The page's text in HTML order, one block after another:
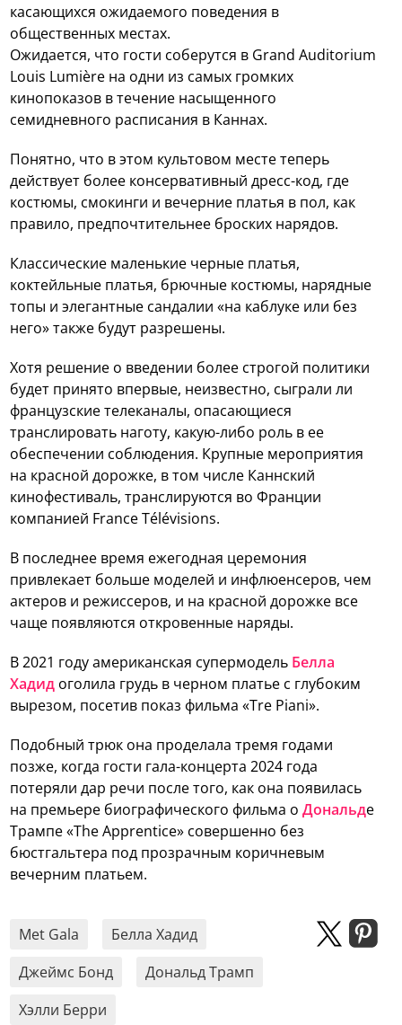
касающихся ожидаемого поведения в
общественных местах.
Ожидается, что гости соберутся в Grand Auditorium
Louis Lumière на одни из самых громких
кинопоказов в течение насыщенного
семидневного расписания в Каннах.
Понятно, что в этом культовом месте теперь
действует более консервативный дресс-код, где
костюмы, смокинги и вечерние платья в пол, как
правило, предпочтительнее броских нарядов.
Классические маленькие черные платья,
коктейльные платья, брючные костюмы, нарядные
топы и элегантные сандалии «на каблуке или без
него» также будут разрешены.
Хотя решение о введении более строгой политики
будет принято впервые, неизвестно, сыграли ли
французские телеканалы, опасающиеся
транслировать наготу, какую-либо роль в ее
обеспечении соблюдения. Крупные мероприятия
на красной дорожке, в том числе Каннский
кинофестиваль, транслируются во Франции
компанией France Télévisions.
В последнее время ежегодная церемония
привлекает больше моделей и инфлюенсеров, чем
актеров и режиссеров, и на красной дорожке все
чаще появляются откровенные наряды.
В 2021 году американская супермодель Белла
Хадид оголила грудь в черном платье с глубоким
вырезом, посетив показ фильма «Tre Piani».
Подобный трюк она проделала тремя годами
позже, когда гости гала-концерта 2024 года
потеряли дар речи после того, как она появилась
на премьере биографического фильма оДональде
Трампе «The Apprentice» совершенно без
бюстгальтера под прозрачным коричневым
вечерним платьем.
Met Gala
Белла Хадид
Джеймс Бонд
Дональд Трамп
Хэлли Берри